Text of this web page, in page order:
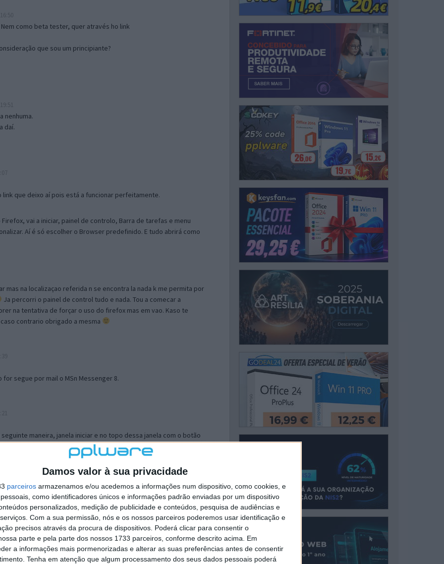
Damos valor à sua privacidade
parceiros armazenamos e/ou acedemos a informações num dispositivo, como cookies, e
como identificadores únicos e informações padrão enviadas por um dispositivo
personalizados, medição de publicidade e conteúdos, pesquisa de audiências e
Com a sua permissão, nós e os nossos parceiros poderemos usar identificação e
precisos através da procura de dispositivos. Poderá clicar para consentir o
parte e pela parte dos nossos 1733 parceiros, conforme descrito acima. Em
a informações mais pormenorizadas e alterar as suas preferências antes de consentir
Tenha em atenção que algum processamento dos seus dados pessoais poderá
como beta tester, quer através ho link
que sou um principiante?
nenhuma.
daí.
que deixo aí pois está a funcionar perfeitamente.
vai a iniciar, painel de controlo, Barra de tarefas e menu
Aí é só escolher o Browser predefinido. E tudo abrirá como
mas na localizaçao referida n se encontra la nada k me permita por
Ja percorri o painel de control tudo e nada. Tou a comecar a
na tentativa de forçar o uso do firefox mas em vao. Kaso te
contrario obrigado a mesma
for segue por mail o MSn Messenger 8.
maneira, janela iniciar e no topo dessa janela com o botão
separador Menu ‘Iniciar’ clica no botão ‘Personalizar’ aí
escolheres o Browser com que queres navegar e o gestor de
ao teu Firefox e nas ferramentas ou tools escolhes ‘Opções’ ou
e logo perto do fim encontras um local para colocares um visto
é o browser predefinido.